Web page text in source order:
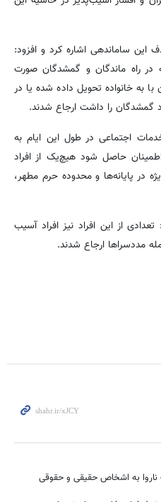
این ساماندهی اشاره کرد و افزود:
در راه ماندگان و گمشدگان صورت
به خانواده تحویل داده شده یا در
گمشدگان را داشت ارجاع شدند.
اجتماعی در طول این ایام به
حاصل شود هیچ‌یک از افراد
در پایانه‌ها و محدوده حرم مطهر،
از این افراد نیز افراد آسیب
مددسراها ارجاع شدند.
به اشخاص حقیقی و حقوقی